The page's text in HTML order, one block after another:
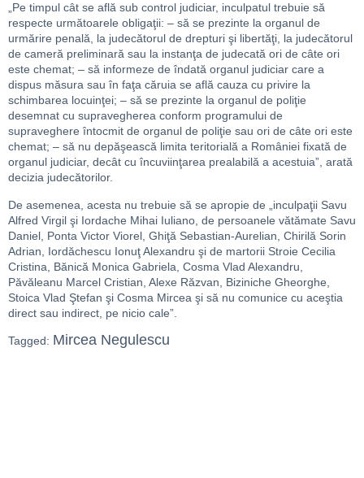
„Pe timpul cât se află sub control judiciar, inculpatul trebuie să
respecte următoarele obligaţii: – să se prezinte la organul de
urmărire penală, la judecătorul de drepturi şi libertăţi, la judecătorul
de cameră preliminară sau la instanţa de judecată ori de câte ori
este chemat; – să informeze de îndată organul judiciar care a
dispus măsura sau în faţa căruia se află cauza cu privire la
schimbarea locuinţei; – să se prezinte la organul de poliţie
desemnat cu supravegherea conform programului de
supraveghere întocmit de organul de poliţie sau ori de câte ori este
chemat; – să nu depăşească limita teritorială a României fixată de
organul judiciar, decât cu încuviinţarea prealabilă a acestuia”, arată
decizia judecătorilor.
De asemenea, acesta nu trebuie să se apropie de „inculpaţii Savu
Alfred Virgil şi Iordache Mihai Iuliano, de persoanele vătămate Savu
Daniel, Ponta Victor Viorel, Ghiţă Sebastian-Aurelian, Chirilă Sorin
Adrian, Iordăchescu Ionuţ Alexandru şi de martorii Stroie Cecilia
Cristina, Bănică Monica Gabriela, Cosma Vlad Alexandru,
Păvăleanu Marcel Cristian, Alexe Răzvan, Biziniche Gheorghe,
Stoica Vlad Ştefan şi Cosma Mircea şi să nu comunice cu aceştia
direct sau indirect, pe nicio cale”.
Tagged: Mircea Negulescu